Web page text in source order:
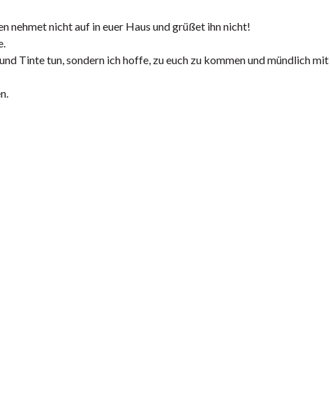
nehmet nicht auf in euer Haus und grüßet ihn nicht!
Tinte tun, sondern ich hoffe, zu euch zu kommen und mündlich mit